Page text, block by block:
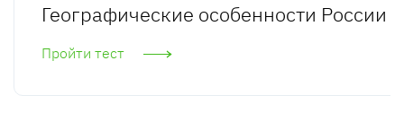
Географические особенности России
Пройти тест